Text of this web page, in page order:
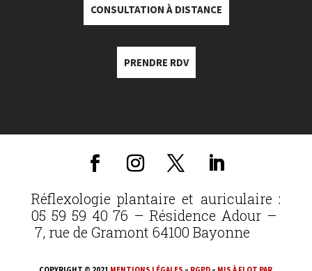
CONSULTATION À DISTANCE
PRENDRE RDV
Réflexologie plantaire et auriculaire :
05 59 59 40 76 – Résidence Adour –
7, rue de Gramont 64100 Bayonne